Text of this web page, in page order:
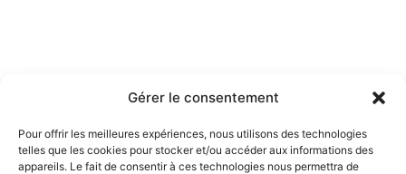
Gérer le consentement
Pour offrir les meilleures expériences, nous utilisons des technologies
telles que les cookies pour stocker et/ou accéder aux informations des
appareils. Le fait de consentir à ces technologies nous permettra de